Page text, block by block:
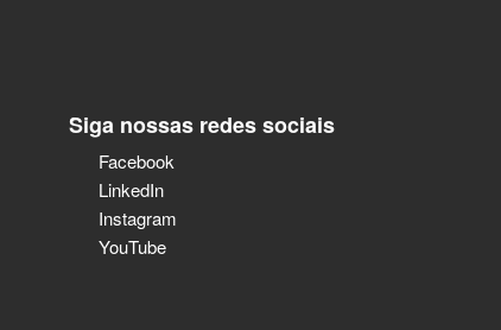
Siga nossas redes sociais
Facebook
LinkedIn
Instagram
YouTube